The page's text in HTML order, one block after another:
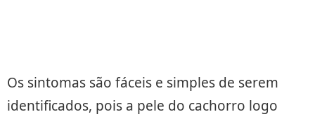
Os sintomas são fáceis e simples de serem
identificados, pois a pele do cachorro logo